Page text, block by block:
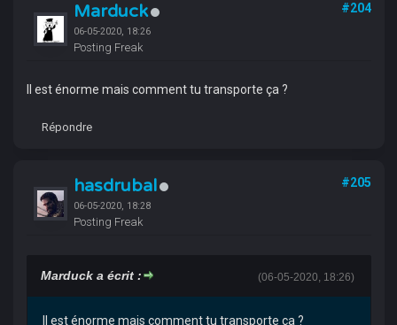
Marduck
06-05-2020, 18:26
Posting Freak
#204
Il est énorme mais comment tu transporte ça ?
Répondre
hasdrubal
06-05-2020, 18:28
Posting Freak
#205
(06-05-2020, 18:26)
Marduck a écrit :
Il est énorme mais comment tu transporte ça ?